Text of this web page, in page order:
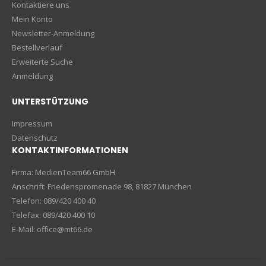
Kontaktiere uns
Mein Konto
Newsletter-Anmeldung
Bestellverlauf
Erweiterte Suche
Anmeldung
UNTERSTÜTZUNG
Impressum
Datenschutz
KONTAKTINFORMATIONEN
Firma: MedienTeam66 GmbH
Anschrift: Friedenspromenade 98, 81827 München
Telefon: 089/420 400 40
Telefax: 089/420 400 10
E-Mail: office@mt66.de